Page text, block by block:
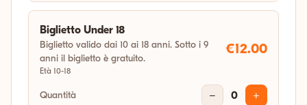
Biglietto Under 18
Biglietto valido dai 10 ai 18 anni. Sotto i 9
anni il biglietto è gratuito.
Età 10-18
€12.00
Quantità − 0 +